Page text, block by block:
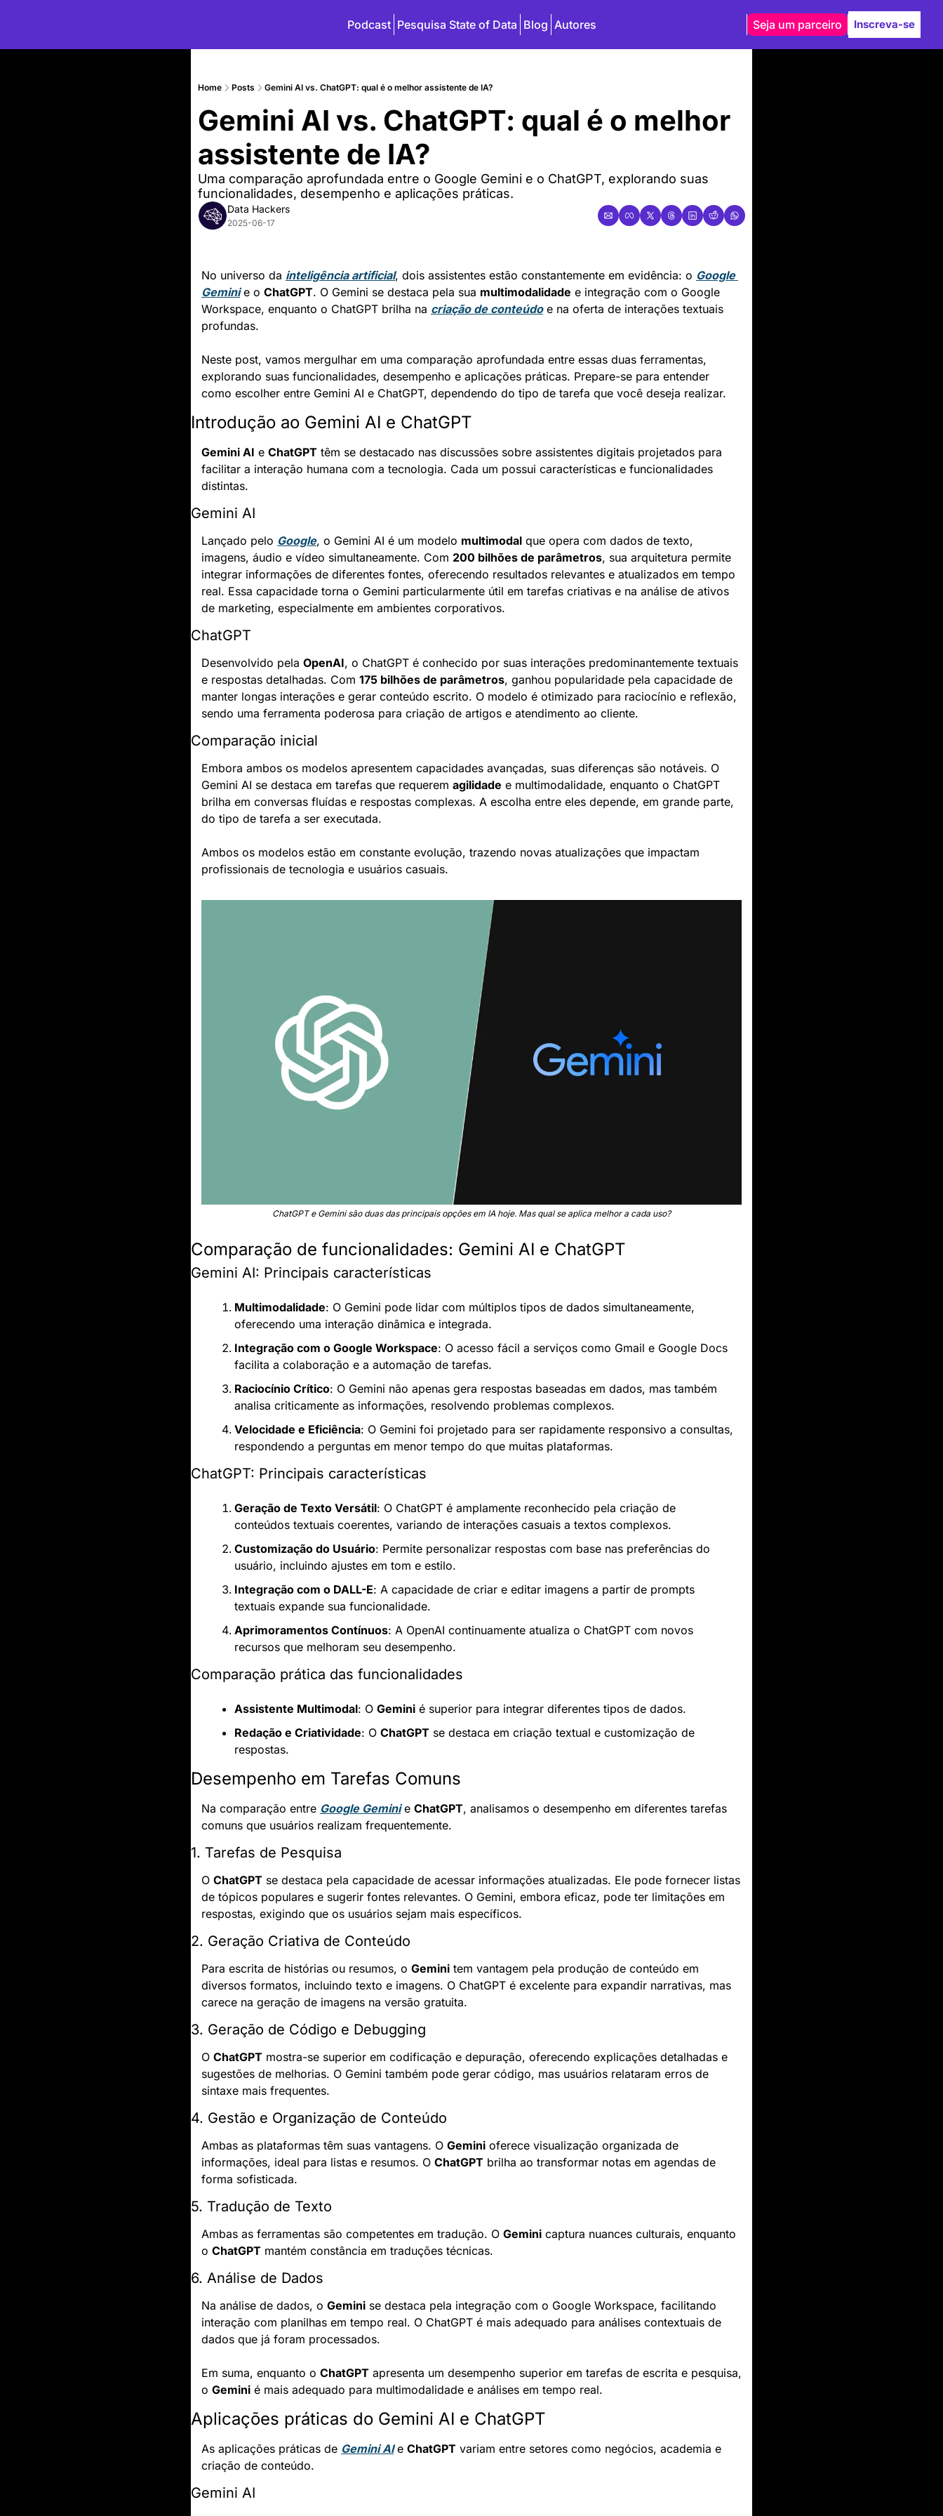
Podcast Pesquisa State of Data Blog Autores Seja um parceiro Inscreva-se
Home Posts Gemini AI vs. ChatGPT: qual é o melhor assistente de IA?
Gemini AI vs. ChatGPT: qual é o melhor
assistente de IA?
Uma comparação aprofundada entre o Google Gemini e o ChatGPT, explorando suas
funcionalidades, desempenho e aplicações práticas.
Data Hackers
2025-06-17
No universo da inteligência artificial, dois assistentes estão constantemente em evidência: o Google
Gemini e o ChatGPT. O Gemini se destaca pela sua multimodalidade e integração com o Google
Workspace, enquanto o ChatGPT brilha na criação de conteúdo e na oferta de interações textuais
profundas.
Neste post, vamos mergulhar em uma comparação aprofundada entre essas duas ferramentas,
explorando suas funcionalidades, desempenho e aplicações práticas. Prepare-se para entender
como escolher entre Gemini AI e ChatGPT, dependendo do tipo de tarefa que você deseja realizar.
Introdução ao Gemini AI e ChatGPT
Gemini AI e ChatGPT têm se destacado nas discussões sobre assistentes digitais projetados para
facilitar a interação humana com a tecnologia. Cada um possui características e funcionalidades
distintas.
Gemini AI
Lançado pelo Google, o Gemini AI é um modelo multimodal que opera com dados de texto,
imagens, áudio e vídeo simultaneamente. Com 200 bilhões de parâmetros, sua arquitetura permite
integrar informações de diferentes fontes, oferecendo resultados relevantes e atualizados em tempo
real. Essa capacidade torna o Gemini particularmente útil em tarefas criativas e na análise de ativos
de marketing, especialmente em ambientes corporativos.
ChatGPT
Desenvolvido pela OpenAI, o ChatGPT é conhecido por suas interações predominantemente textuais
e respostas detalhadas. Com 175 bilhões de parâmetros, ganhou popularidade pela capacidade de
manter longas interações e gerar conteúdo escrito. O modelo é otimizado para raciocínio e reflexão,
sendo uma ferramenta poderosa para criação de artigos e atendimento ao cliente.
Comparação inicial
Embora ambos os modelos apresentem capacidades avançadas, suas diferenças são notáveis. O
Gemini AI se destaca em tarefas que requerem agilidade e multimodalidade, enquanto o ChatGPT
brilha em conversas fluídas e respostas complexas. A escolha entre eles depende, em grande parte,
do tipo de tarefa a ser executada.
Ambos os modelos estão em constante evolução, trazendo novas atualizações que impactam
profissionais de tecnologia e usuários casuais.
ChatGPT e Gemini são duas das principais opções em IA hoje. Mas qual se aplica melhor a cada uso?
Comparação de funcionalidades: Gemini AI e ChatGPT
Gemini AI: Principais características
Multimodalidade: O Gemini pode lidar com múltiplos tipos de dados simultaneamente,
oferecendo uma interação dinâmica e integrada.
Integração com o Google Workspace: O acesso fácil a serviços como Gmail e Google Docs
facilita a colaboração e a automação de tarefas.
Raciocínio Crítico: O Gemini não apenas gera respostas baseadas em dados, mas também
analisa criticamente as informações, resolvendo problemas complexos.
Velocidade e Eficiência: O Gemini foi projetado para ser rapidamente responsivo a consultas,
respondendo a perguntas em menor tempo do que muitas plataformas.
ChatGPT: Principais características
Geração de Texto Versátil: O ChatGPT é amplamente reconhecido pela criação de
conteúdos textuais coerentes, variando de interações casuais a textos complexos.
Customização do Usuário: Permite personalizar respostas com base nas preferências do
usuário, incluindo ajustes em tom e estilo.
Integração com o DALL-E: A capacidade de criar e editar imagens a partir de prompts
textuais expande sua funcionalidade.
Aprimoramentos Contínuos: A OpenAI continuamente atualiza o ChatGPT com novos
recursos que melhoram seu desempenho.
Comparação prática das funcionalidades
Assistente Multimodal: O Gemini é superior para integrar diferentes tipos de dados.
Redação e Criatividade: O ChatGPT se destaca em criação textual e customização de
respostas.
Desempenho em Tarefas Comuns
Na comparação entre Google Gemini e ChatGPT, analisamos o desempenho em diferentes tarefas
comuns que usuários realizam frequentemente.
1. Tarefas de Pesquisa
O ChatGPT se destaca pela capacidade de acessar informações atualizadas. Ele pode fornecer listas
de tópicos populares e sugerir fontes relevantes. O Gemini, embora eficaz, pode ter limitações em
respostas, exigindo que os usuários sejam mais específicos.
2. Geração Criativa de Conteúdo
Para escrita de histórias ou resumos, o Gemini tem vantagem pela produção de conteúdo em
diversos formatos, incluindo texto e imagens. O ChatGPT é excelente para expandir narrativas, mas
carece na geração de imagens na versão gratuita.
3. Geração de Código e Debugging
O ChatGPT mostra-se superior em codificação e depuração, oferecendo explicações detalhadas e
sugestões de melhorias. O Gemini também pode gerar código, mas usuários relataram erros de
sintaxe mais frequentes.
4. Gestão e Organização de Conteúdo
Ambas as plataformas têm suas vantagens. O Gemini oferece visualização organizada de
informações, ideal para listas e resumos. O ChatGPT brilha ao transformar notas em agendas de
forma sofisticada.
5. Tradução de Texto
Ambas as ferramentas são competentes em tradução. O Gemini captura nuances culturais, enquanto
o ChatGPT mantém constância em traduções técnicas.
6. Análise de Dados
Na análise de dados, o Gemini se destaca pela integração com o Google Workspace, facilitando
interação com planilhas em tempo real. O ChatGPT é mais adequado para análises contextuais de
dados que já foram processados.
Em suma, enquanto o ChatGPT apresenta um desempenho superior em tarefas de escrita e pesquisa,
o Gemini é mais adequado para multimodalidade e análises em tempo real.
Aplicações práticas do Gemini AI e ChatGPT
As aplicações práticas de Gemini AI e ChatGPT variam entre setores como negócios, academia e
criação de conteúdo.
Gemini AI